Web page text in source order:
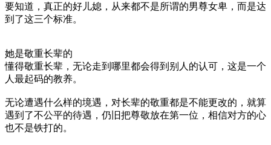
要知道，真正的好儿媳，从来都不是所谓的男尊女卑，而是达
到了这三个标准。
她是敬重长辈的
懂得敬重长辈，无论走到哪里都会得到别人的认可，这是一个
人最起码的教养。
无论遭遇什么样的境遇，对长辈的敬重都是不能更改的，就算
遇到了不公平的待遇，仍旧把尊敬放在第一位，相信对方的心
也不是铁打的。